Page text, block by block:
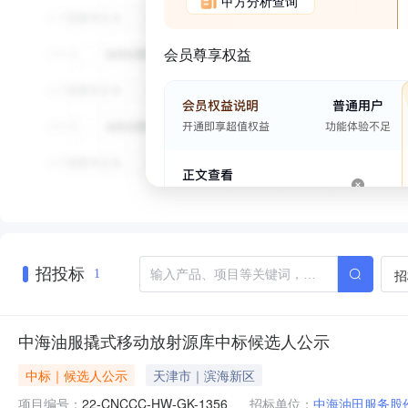
会员尊享权益
招投标 1
中海油服撬式移动放射源库中标候选人公示
中标｜候选人公示
天津市｜滨海新区
项目编号： 22-CNCCC-HW-GK-1356 招标单位： 中海油田服务股